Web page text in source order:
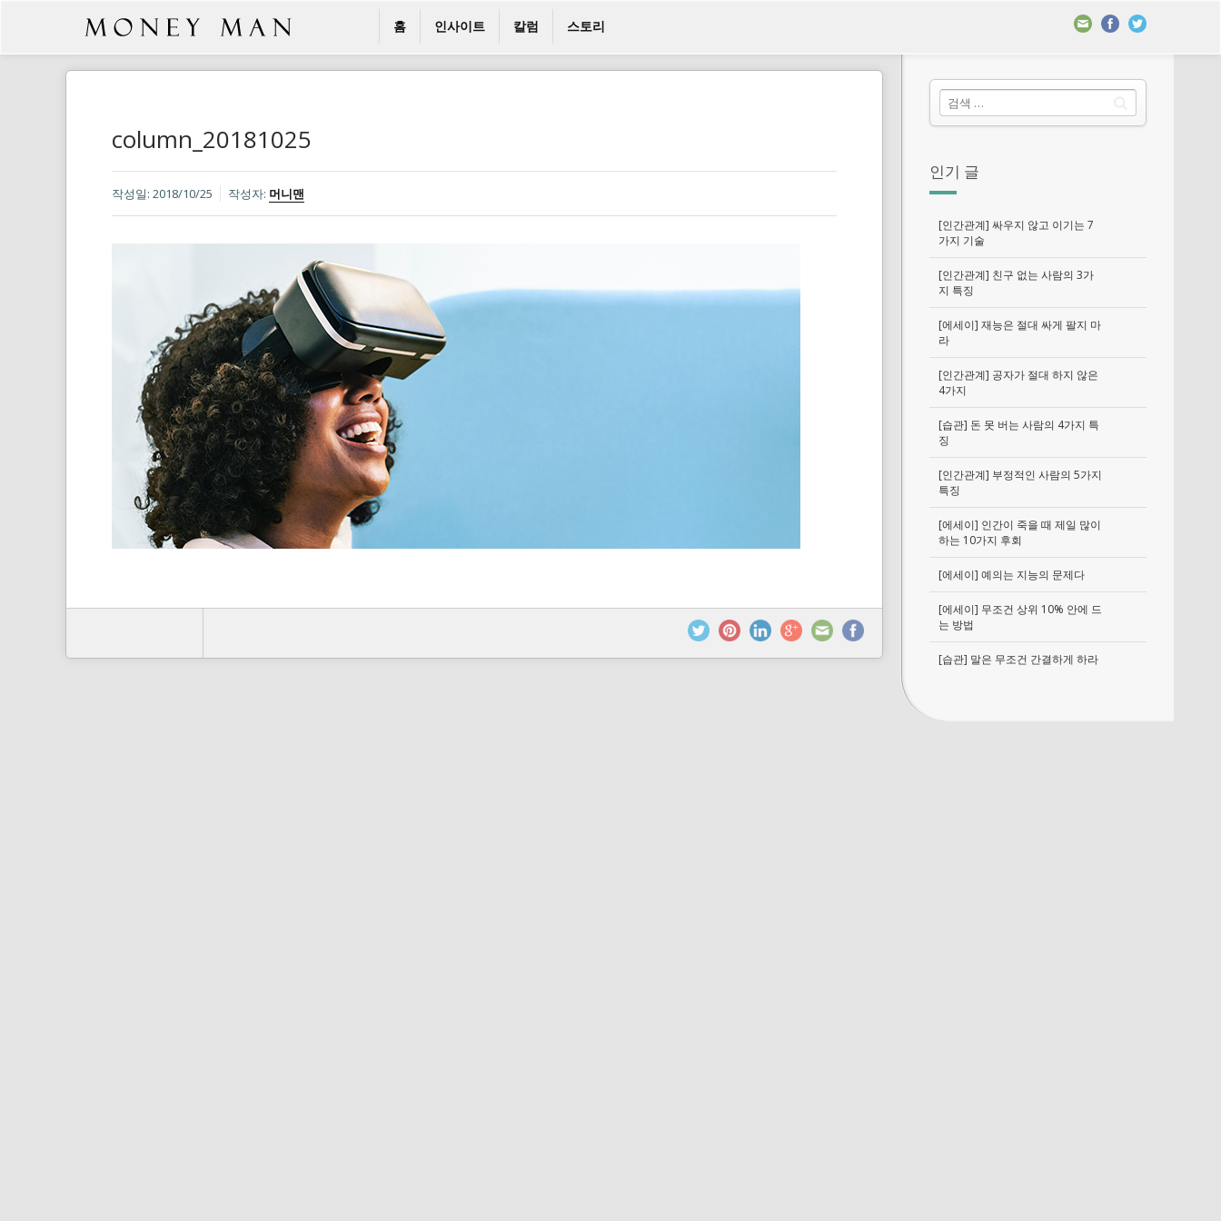
홈 인사이트 칼럼 스토리
인기 글
[인간관계] 싸우지 않고 이기는 7
가지 기술
[인간관계] 친구 없는 사람의 3가
지 특징
[에세이] 재능은 절대 싸게 팔지 마
라
[인간관계] 공자가 절대 하지 않은
4가지
[습관] 돈 못 버는 사람의 4가지 특
징
[인간관계] 부정적인 사람의 5가지
특징
[에세이] 인간이 죽을 때 제일 많이
하는 10가지 후회
[에세이] 예의는 지능의 문제다
[에세이] 무조건 상위 10% 안에 드
는 방법
[습관] 말은 무조건 간결하게 하라
column_20181025
작성일: 2018/10/25 작성자: 머니맨